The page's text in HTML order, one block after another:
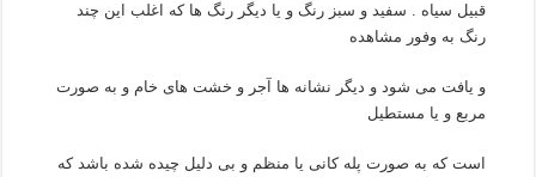
قبیل سیاه . سفید و سبز رنگ و یا دیگر رنگ ها که اغلب این چند
رنگ به وفور مشاهده
و یافت می شود و دیگر نشانه ها آجر و خشت های خام و به صورت
مربع و یا مستطیل
است که به صورت پله کانی یا منظم و بی دلیل چیده شده باشد که